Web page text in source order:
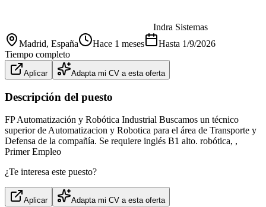
Indra Sistemas
Madrid, España Hace 1 meses Hasta 1/9/2026
Tiempo completo
Aplicar Adapta mi CV a esta oferta
Descripción del puesto
FP Automatización y Robótica Industrial Buscamos un técnico
superior de Automatizacion y Robotica para el área de Transporte y
Defensa de la compañía. Se requiere inglés B1 alto. robótica, ,
Primer Empleo
¿Te interesa este puesto?
Aplicar Adapta mi CV a esta oferta